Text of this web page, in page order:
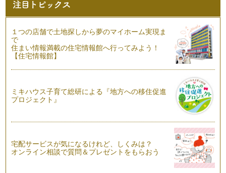
海外発のアイテムで、昨年から日本でも大流行の兆しが見える
「ジャイアントペーパーフラワー」は…
難しいテクニックはいらない！バレンタインのテーブルコーデ
ィネート
年が明けるとあっという間に日が過ぎていき、２月のイベント
といえば・・・バレンタイ…
今年のお正月はコレ！１００均アイテムでテーブルが華やぐお
もてなしアイデア
日本の伝統行事のひとつである「お正月」。ちょっとしたアイ
こういうかわいいのは女の子向け…と思っている男の子ママは
多いのではないでしょ…
１つの店舗で土地探しから夢のマイホーム実現ま
で
住まい情報満載の住宅情報館へ行ってみよう！
【住宅情報館】
ミキハウス子育て総研による『地方への移住促進
プロジェクト』
宅配サービスが気になるけれど、しくみは？
オンライン相談で質問＆プレゼントをもらおう